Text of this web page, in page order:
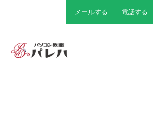
メールする 電話する